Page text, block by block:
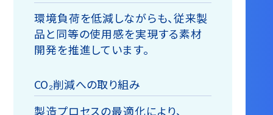
環境負荷を低減しながらも、従来製
品と同等の使用感を実現する素材
開発を推進しています。
CO₂削減への取り組み
製造プロセスの最適化により、